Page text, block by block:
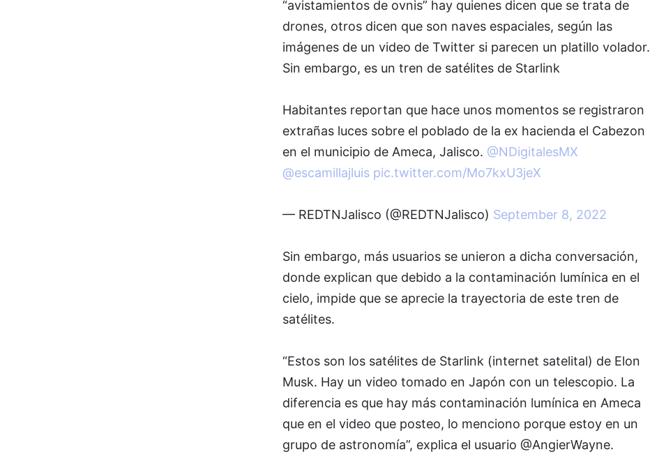
“avistamientos de ovnis” hay quienes dicen que se trata de
drones, otros dicen que son naves espaciales, según las
imágenes de un video de Twitter si parecen un platillo volador.
Sin embargo, es un tren de satélites de Starlink
Habitantes reportan que hace unos momentos se registraron
extrañas luces sobre el poblado de la ex hacienda el Cabezon
en el municipio de Ameca, Jalisco. @NDigitalesMX
@escamillajluis pic.twitter.com/Mo7kxU3jeX
— REDTNJalisco (@REDTNJalisco) September 8, 2022
Sin embargo, más usuarios se unieron a dicha conversación,
donde explican que debido a la contaminación lumínica en el
cielo, impide que se aprecie la trayectoria de este tren de
satélites.
“Estos son los satélites de Starlink (internet satelital) de Elon
Musk. Hay un video tomado en Japón con un telescopio. La
diferencia es que hay más contaminación lumínica en Ameca
que en el video que posteo, lo menciono porque estoy en un
grupo de astronomía”, explica el usuario @AngierWayne.